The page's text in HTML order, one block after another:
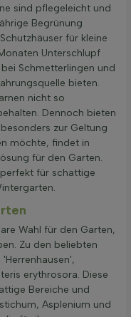
sind pflegeleicht und
Begrünung
für kleine
Unterschlupf
Schmetterlingen und
bieten.
nicht so
Dennoch bieten
zur Geltung
möchte, findet in
für den Garten.
für schattige
Wahl für den Garten,
Zu den beliebten
erythrosora. Diese
Bereiche und
Asplenium und